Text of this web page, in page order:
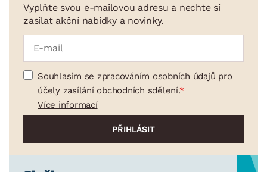
Vyplňte svou e-mailovou adresu a nechte si
zasílat akční nabídky a novinky.
Souhlasím se zpracováním osobních údajů pro
účely zasílání obchodních sdělení.
Více informací